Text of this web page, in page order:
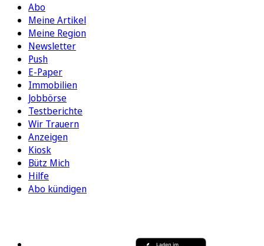
Abo
Meine Artikel
Meine Region
Newsletter
Push
E-Paper
Immobilien
Jobbörse
Testberichte
Wir Trauern
Anzeigen
Kiosk
Bütz Mich
Hilfe
Abo kündigen